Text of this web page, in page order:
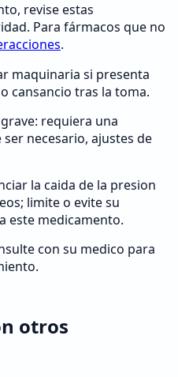
revise estas
Para fármacos que no
.
maquinaria si presenta
cansancio tras la toma.
requiera una
necesario, ajustes de
la caida de la presion
limite o evite su
este medicamento.
con su medico para
otros